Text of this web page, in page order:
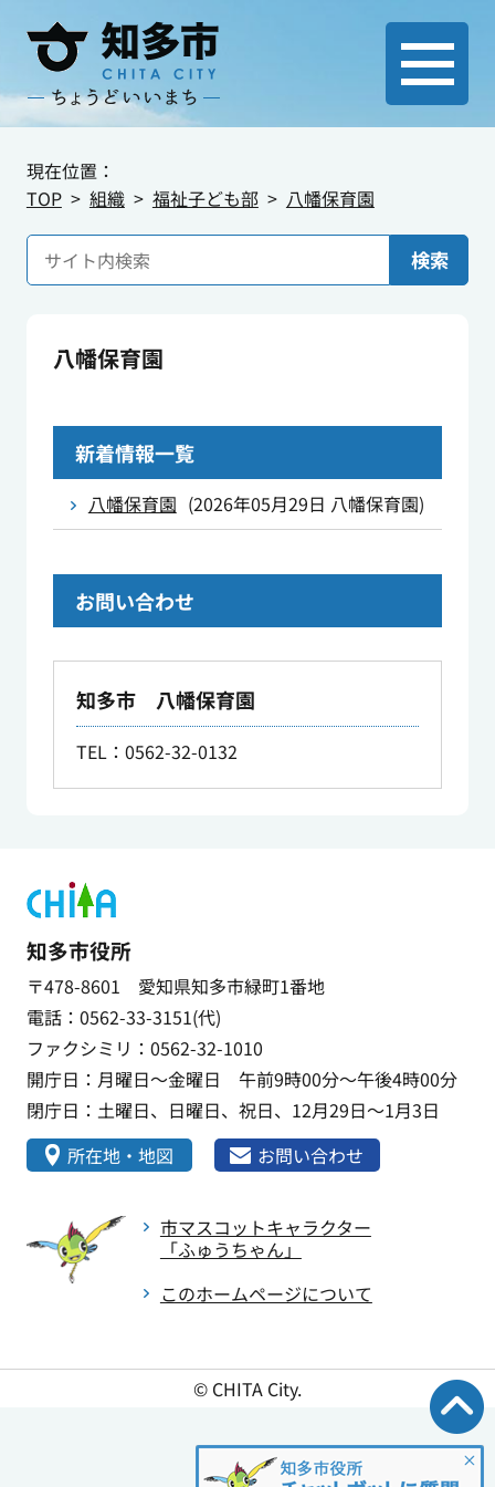
現在位置：
TOP
組織 福祉子ども部 八幡保育園
検索
八幡保育園
新着情報一覧
八幡保育園 (2026年05月29日 八幡保育園)
お問い合わせ
知多市 八幡保育園
TEL：0562-32-0132
知多市役所
〒478-8601 愛知県知多市緑町1番地
電話：0562-33-3151(代)
ファクシミリ：0562-32-1010
開庁日：月曜日～金曜日 午前9時00分～午後4時00分
閉庁日：土曜日、日曜日、祝日、12月29日～1月3日
所在地・地図
お問い合わせ
市マスコットキャラクター
「ふゅうちゃん」
このホームページについて
© CHITA City.